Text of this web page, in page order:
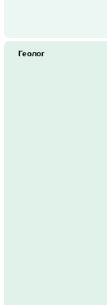
Геолог